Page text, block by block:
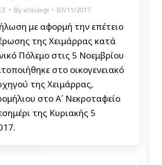
Byxrisiavgi 07/11/2017
με αφορμή την επέτειο
της Χειμάρρας κατά
Πόλεμο στις 5 Νοεμβρίου
στο οικογενειακό
της Χειμάρρας,
στο Α΄ Νεκροταφείο
της Κυριακής 5